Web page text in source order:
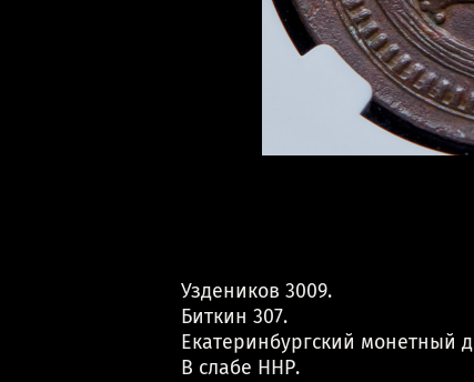
Уздеников 3009.
Биткин 307.
Екатеринбургский монетный
В слабе ННР.